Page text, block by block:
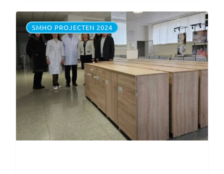
SMHO PROJECTEN 2024